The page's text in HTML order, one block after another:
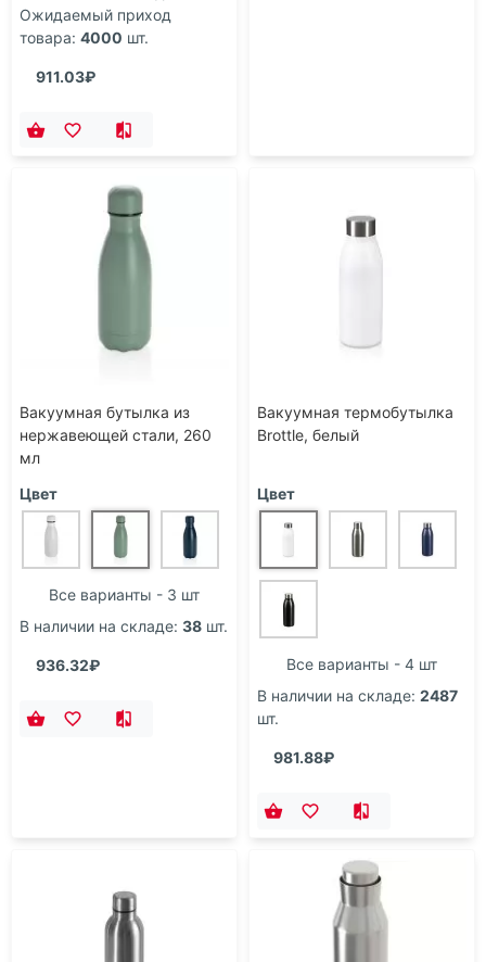
Ожидаемый приход
товара: 4000 шт.
911.03₽
Вакуумная бутылка из
нержавеющей стали, 260
мл
Цвет
Все варианты - 3 шт
В наличии на складе: 38 шт.
936.32₽
Вакуумная термобутылка
Brottle, белый
Цвет
Все варианты - 4 шт
В наличии на складе: 2487
шт.
981.88₽